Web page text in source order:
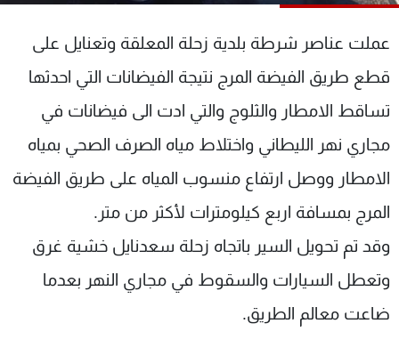
عملت عناصر شرطة بلدية زحلة المعلقة وتعنايل على
قطع طريق الفيضة المرج نتيجة الفيضانات التي احدثها
تساقط الامطار والثلوج والتي ادت الى فيضانات في
مجاري نهر الليطاني واختلاط مياه الصرف الصحي بمياه
الامطار ووصل ارتفاع منسوب المياه على طريق الفيضة
المرج بمسافة اربع كيلومترات لأكثر من متر.
وقد تم تحويل السير باتجاه زحلة سعدنايل خشية غرق
وتعطل السيارات والسقوط في مجاري النهر بعدما
ضاعت معالم الطريق.
جدول البرامج
شاهد البرامج
عن MTV
الإنـتـاج
لاعلاناتكم
وظائف
تواصل معنا
شروط الإسـتخدام
سياسة الخصوصية